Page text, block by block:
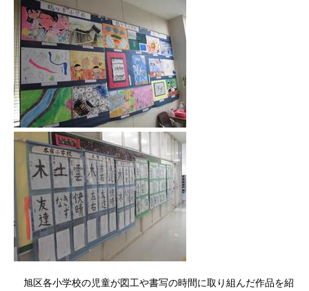
旭区各小学校の児童が図工や書写の時間に取り組んだ作品を紹